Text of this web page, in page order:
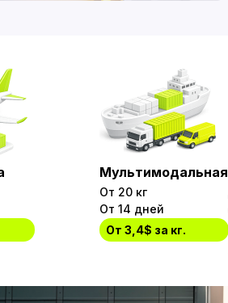
Мультимодальная
От 20 кг
От 14 дней
От 3,4$ за кг.